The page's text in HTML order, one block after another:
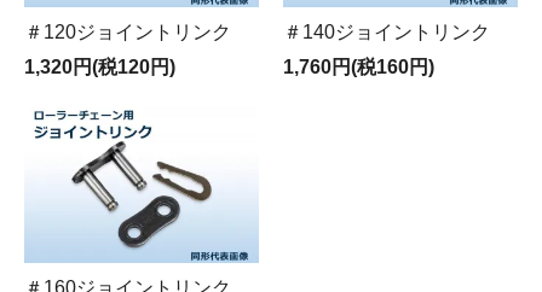
＃120ジョイントリンク
1,320円(税120円)
＃140ジョイントリンク
1,760円(税160円)